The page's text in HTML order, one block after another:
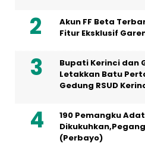
Akun FF Beta
Fitur Eksklusif
Bupati Kerinci dan
Letakkan Batu
Gedung RSUD
190 Pemangku
(Perbayo)